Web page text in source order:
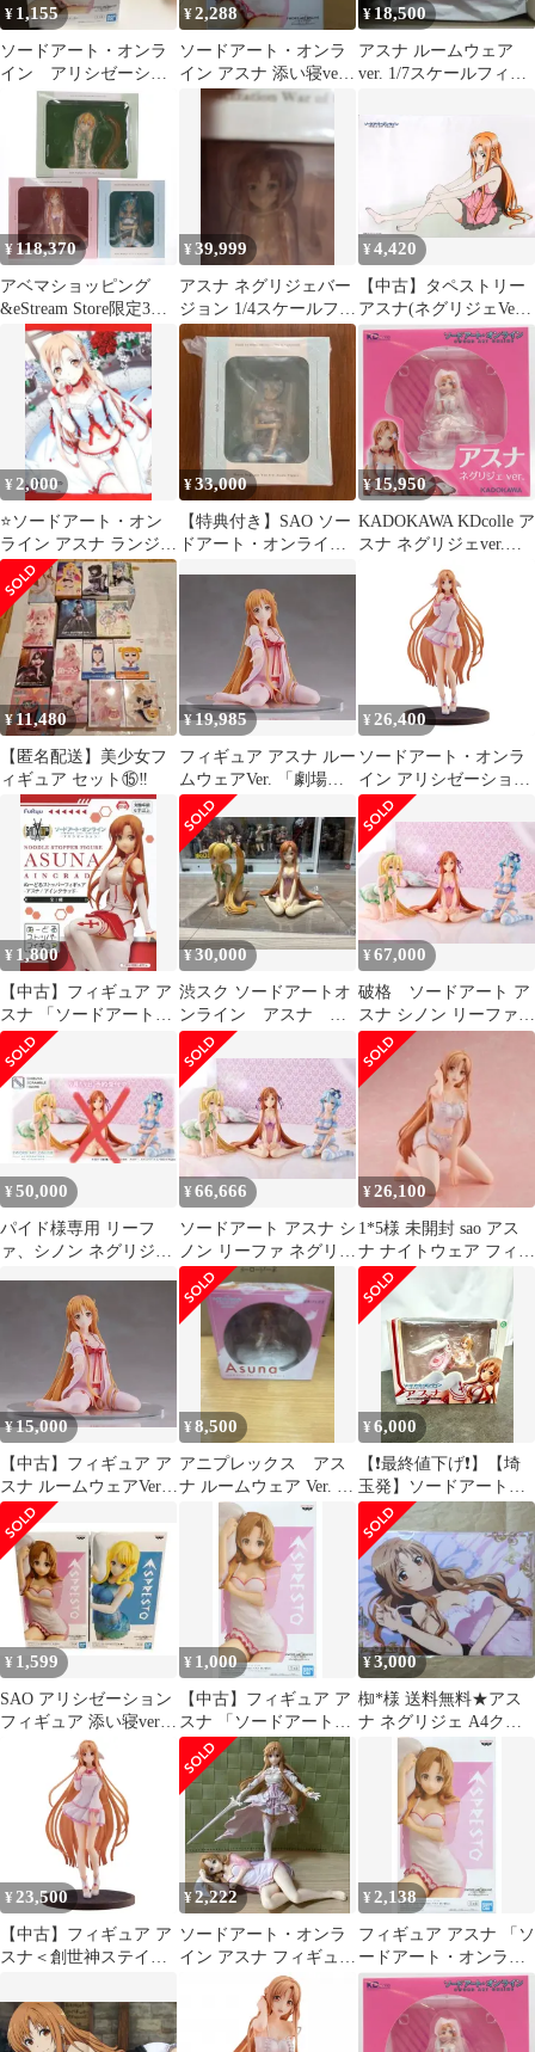
¥ 1,155
ソードアート・オンラ
イン アリシゼーショ
ン アスナ添い寝ver.
¥2,288
ソードアート・オンラ
イン アスナ 添い寝ver
フィギュア
¥18,500
アスナ ルームウェア
ver. 1/7スケールフィギ
¥ 118,370
アベマショッピング
&eStream Store限定3体
購入特典付属 SHIBUYA
SCRAMBLE FIGURE ア
スナ&シノン&リーファ
ネグリジェVer. 3体セッ
ト ソードアート・オン
ライン 1/4 完成品 フィ
ギュア eStream/アルフ
ァサテライ
¥39,999
アスナ ネグリジェバー
ジョン 1/4スケールフィ
ギュア
¥4,420
【中古】タペストリー
アスナ(ネグリジェVer.)
B2タペストリー 「ソー
ドアート・オンライ
ン」
¥ 2,000
⭐️ソードアート・オン
ライン アスナ ランジェ
リー
¥33,000
【特典付き】SAO ソー
ドアート・オンライ
¥15,950
KADOKAWA KDcolle ア
スナ ネグリジェver.
¥11,480
【匿名配送】美少女フ
ィギュア セット⑮‼️
¥19,985
フィギュア アスナ ルー
ムウェアVer. 「劇場版
ソードアート・オンラ
イン -プログレッシブ-
星なき夜のアリア」
ABS&PVC製塗装済み
完成品 ANIPLEX+限定
【10日以内発送】
¥ 26,400
ソードアート・オンラ
イン アリシゼーション
War of Underworld 1/6
アスナ《創世神ステイ
シア》 ルームウェア
ver.
¥ 1,800
【中古】フィギュア ア
スナ 「ソードアート・
オンライン アリシゼー
ション」 ぬーどるスト
ッパーフィギュア -ア
スナ/アインクラッド
¥30,000
渋スク ソードアートオ
ンライン アスナ リ
ーファネグリジェ2体
セット1/4
¥67,000
破格 ソードアート ア
スナ シノン リーファ
ネグリジェ 特典付き 3
体セット
¥50,000
パイド様専用 リーフ
ァ、シノン ネグリジェ
¥66,666
ソードアート アスナ シ
ノン リーファ ネグリジ
ェ 特典付き 3体セット
¥26,100
1*5様 未開封 sao アス
ナ ナイトウェア フィギ
ュア
¥15,000
【中古】フィギュア ア
スナ ルームウェアVer.
「劇場版 ソードアー
ト・オンライン -プロ
グレッシブ- 星なき夜
のアリア」 ABS＆PVC
製塗装済み完成品
ANIPLEX+限定
¥8,500
アニプレックス アス
ナ ルームウェア Ver. ソ
ードアートオンライン
¥6,000
【❗️最終値下げ❗️】【埼
玉発】ソードアート・
オンライン アスナ～新
妻はいつでもYESまく
らver．～
¥ 1,599
SAO アリシゼーション
フィギュア 添い寝ver.
アスナ アリス 2点セッ
¥ 1,000
【中古】フィギュア ア
スナ 「ソードアート・
オンライン アリシゼー
ション リコリス」
ESPRESTO-Clear
materials-アスナ 添い寝
Ver.
¥3,000
椥*様 送料無料★アス
ナ ネグリジェ A4クリ
アファイルSAOソード
アートオンラ
¥ 23,500
【中古】フィギュア ア
スナ＜創世神ステイシ
「ソードアート・オン
ライン アリシゼーショ
ン War of Underworld」
¥2,222
ソードアート・オンラ
イン アスナ フィギュア
2体セット ステイシア
¥ 2,138
フィギュア アスナ 「ソ
ードアート・オンライ
ン アリシゼーション リ
コリス」 ESPRESTO-
Clear materials-アスナ
添い寝Ver.【14日以内発